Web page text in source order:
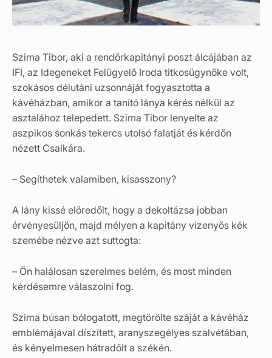
Szima Tibor, aki a rendőrkapitányi poszt álcájában az
IFI, az Idegeneket Felügyelő Iroda titkosügynöke volt,
szokásos délutáni uzsonnáját fogyasztotta a
kávéházban, amikor a tanító lánya kérés nélkül az
asztalához telepedett. Szima Tibor lenyelte az
aszpikos sonkás tekercs utolsó falatját és kérdőn
nézett Csalkára.
– Segíthetek valamiben, kisasszony?
A lány kissé előredőlt, hogy a dekoltázsa jobban
érvényesüljön, majd mélyen a kapitány vizenyős kék
szemébe nézve azt suttogta:
– Ön halálosan szerelmes belém, és most minden
kérdésemre válaszolni fog.
Szima búsan bólogatott, megtörölte száját a kávéház
emblémájával díszített, aranyszegélyes szalvétában,
és kényelmesen hátradőlt a székén.